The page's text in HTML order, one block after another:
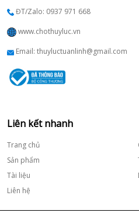
ĐT/Zalo: 0937 971 668
www.chothuyluc.vn
Email: thuyluctuanlinh@gmail.com
Liên kết nhanh
Trang chủ
Sản phẩm
Tài liệu
Liên hệ